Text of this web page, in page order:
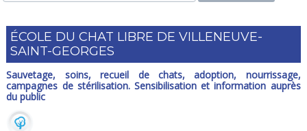
ÉCOLE DU CHAT LIBRE DE VILLENEUVE-
SAINT-GEORGES
Sauvetage, soins, recueil de chats, adoption, nourrissage,
campagnes de stérilisation. Sensibilisation et information auprès
du public